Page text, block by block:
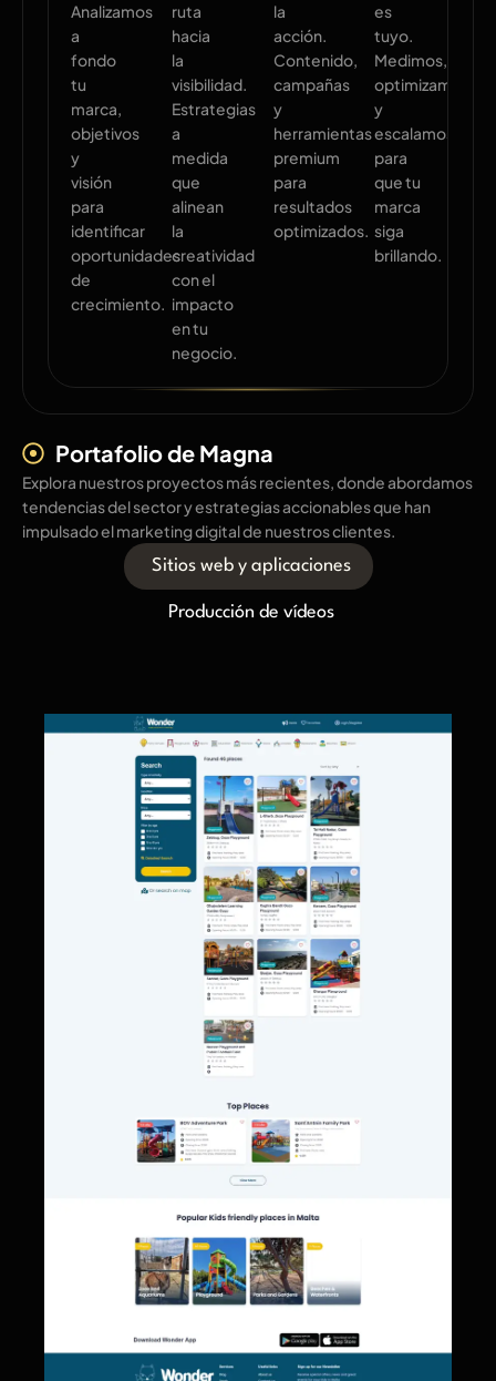
Analizamos
a
fondo
tu
marca,
objetivos
y
visión
para
identificar
oportunidades
de
crecimiento.
ruta
hacia
la
visibilidad.
Estrategias
a
medida
que
alinean
la
creatividad
con el
impacto
en tu
negocio.
la
acción.
Contenido,
campañas
y
herramientas
premium
para
resultados
optimizados.
es
tuyo.
Medimos,
optimizamos
y
escalamos
para
que tu
marca
siga
brillando.
Portafolio de Magna
Explora nuestros proyectos más recientes, donde abordamos
tendencias del sector y estrategias accionables que han
impulsado el marketing digital de nuestros clientes.
Sitios web y aplicaciones
Producción de vídeos